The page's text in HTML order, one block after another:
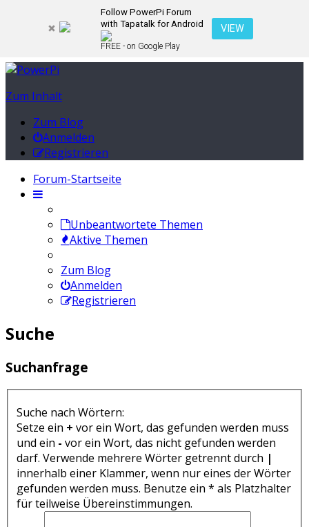
Follow PowerPi Forum
with Tapatalk for Android
FREE - on Google Play
VIEW
Zum Inhalt
Zum Blog
Anmelden
Registrieren
Forum-Startseite
Unbeantwortete Themen
Aktive Themen
Zum Blog
Anmelden
Registrieren
Suche
Suchanfrage
Suche nach Wörtern:
Setze ein + vor ein Wort, das gefunden werden muss
und ein - vor ein Wort, das nicht gefunden werden
darf. Verwende mehrere Wörter getrennt durch |
innerhalb einer Klammer, wenn nur eines der Wörter
gefunden werden muss. Benutze ein * als Platzhalter
für teilweise Übereinstimmungen.